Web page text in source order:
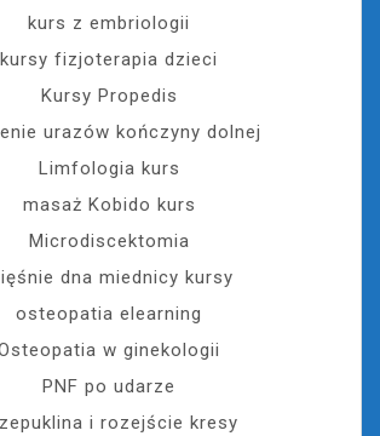
kurs z embriologii
kursy fizjoterapia dzieci
Kursy Propedis
urazów kończyny dolnej
Limfologia kurs
masaż Kobido kurs
Microdiscektomia
dna miednicy kursy
osteopatia elearning
w ginekologii
PNF po udarze
i rozejście kresy